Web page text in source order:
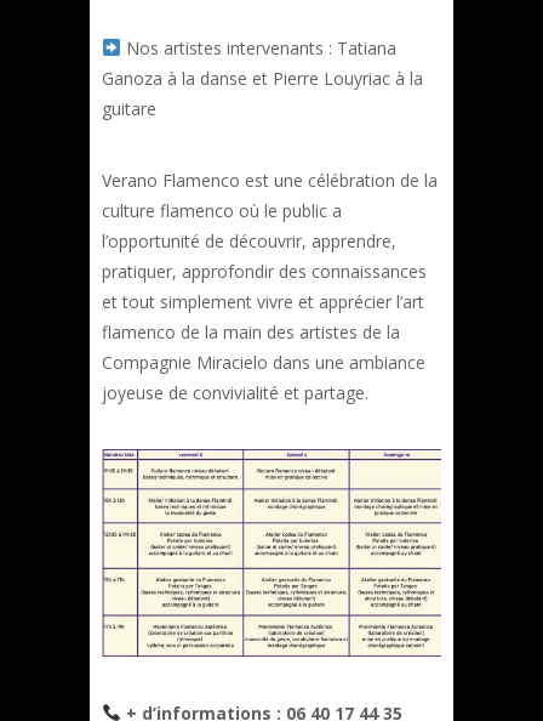
Nos artistes intervenants : Tatiana
Ganoza à la danse et Pierre Louyriac à la
guitare
Verano Flamenco est une célébration de la
culture flamenco où le public a
l’opportunité de découvrir, apprendre,
pratiquer, approfondir des connaissances
et tout simplement vivre et apprécier l’art
flamenco de la main des artistes de la
Compagnie Miracielo dans une ambiance
joyeuse de convivialité et partage.
+ d’informations : 06 40 17 44 35